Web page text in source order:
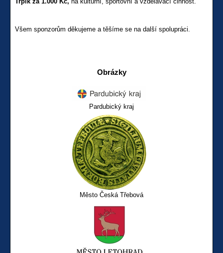
Všem sponzorům děkujeme a těšíme se na další spolupráci.
Obrázky
Pardubický kraj
Město Česká Třebová